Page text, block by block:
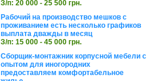
З/п: 20 000 - 25 500 грн.
Рабочий на производство мешков с
проживанием есть несколько графиков
выплата дважды в месяц
З/п: 15 000 - 45 000 грн.
Сборщик-монтажник корпусной мебели с
опытом для иногородних
предоставляем комфортабельное